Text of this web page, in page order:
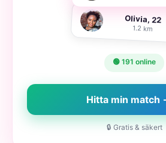
Olivia, 22
1.2 km
🟢 191 online
Hitta min match
🔒 Gratis & säkert